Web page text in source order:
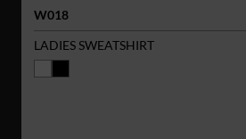
W018
LADIES SWEATSHIRT